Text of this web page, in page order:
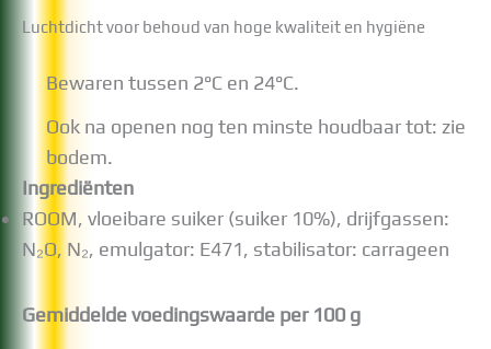
Luchtdicht voor behoud van hoge kwaliteit en hygiëne
Bewaren tussen 2°C en 24°C.
Ook na openen nog ten minste houdbaar tot: zie
bodem.
Ingrediënten
ROOM, vloeibare suiker (suiker 10%), drijfgassen:
N₂O, N₂, emulgator: E471, stabilisator: carrageen
Gemiddelde voedingswaarde per 100 g